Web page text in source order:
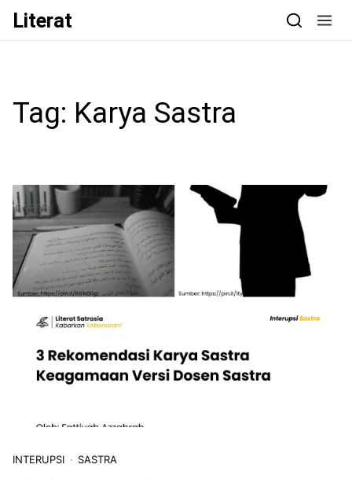
Skip to content
Literat
Tag: Karya Sastra
INTERUPSI SASTRA